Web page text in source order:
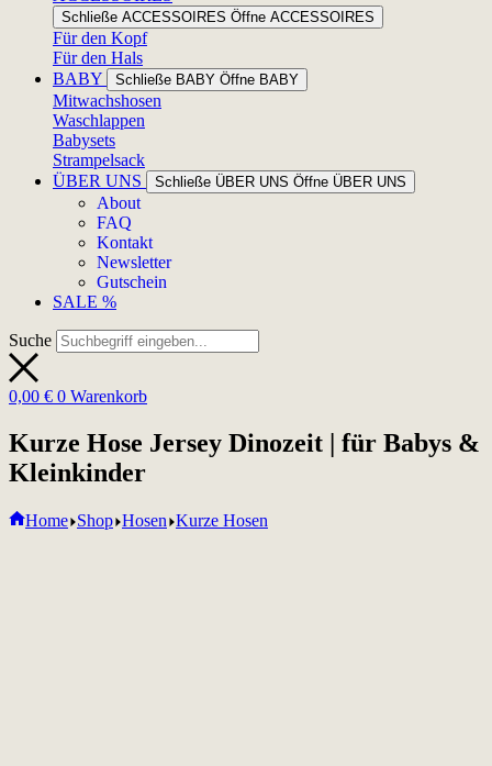
Schließe ACCESSOIRES Öffne ACCESSOIRES
Für den Kopf
Für den Hals
BABY
Schließe BABY Öffne BABY
Mitwachshosen
Waschlappen
Babysets
Strampelsack
ÜBER UNS
Schließe ÜBER UNS Öffne ÜBER UNS
About
FAQ
Kontakt
Newsletter
Gutschein
SALE %
Suche
0,00 € 0 Warenkorb
Kurze Hose Jersey Dinozeit | für Babys &
Kleinkinder
Home Shop Hosen Kurze Hosen